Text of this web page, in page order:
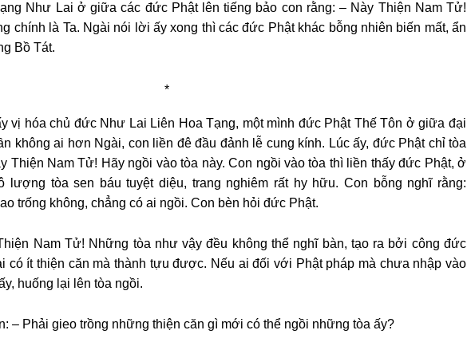
Như Lai ở giữa các đức Phật lên tiếng bảo con rằng: – Này Thiện Nam Tử!
chính là Ta. Ngài nói lời ấy xong thì các đức Phật khác bỗng nhiên biến mất, ẩn
Bồ Tát.
*
vị hóa chủ đức Như Lai Liên Hoa Tạng, một mình đức Phật Thế Tôn ở giữa đại
không ai hơn Ngài, con liền đê đầu đảnh lễ cung kính. Lúc ấy, đức Phật chỉ tòa
Thiện Nam Tử! Hãy ngồi vào tòa này. Con ngồi vào tòa thì liền thấy đức Phật, ở
lượng tòa sen báu tuyệt diệu, trang nghiêm rất hy hữu. Con bỗng nghĩ rằng:
trống không, chẳng có ai ngồi. Con bèn hỏi đức Phật.
Nam Tử! Những tòa như vậy đều không thể nghĩ bàn, tạo ra bởi công đức
có ít thiện căn mà thành tựu được. Nếu ai đối với Phật pháp mà chưa nhập vào
huống lại lên tòa ngồi.
– Phải gieo trồng những thiện căn gì mới có thể ngồi những tòa ấy?